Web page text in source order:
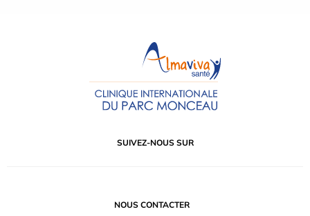
SUIVEZ-NOUS SUR
NOUS CONTACTER